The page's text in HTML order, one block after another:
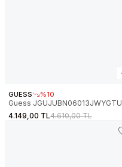
GUESS %10
Guess JGUJUBN06013JWYGTU
Kalpli Kadın Kolye
4.149,00 TL4.610,00 TL